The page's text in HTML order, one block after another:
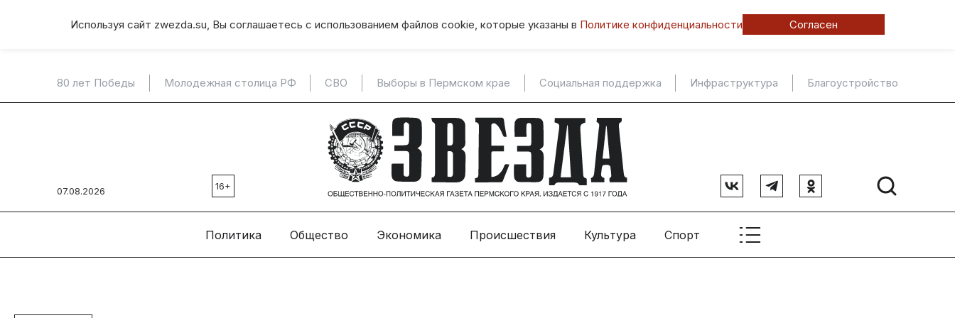
Используя сайт zwezda.su, Вы соглашаетесь с использованием файлов cookie, которые указаны в Политике конфиденциальности Согласен
80 лет Победы Молодежная столица РФ СВО Выборы в Пермском крае Социальная поддержка Инфраструктура Благоустройство
07.08.2026 16+
Политика Общество Экономика Происшествия Культура Спорт